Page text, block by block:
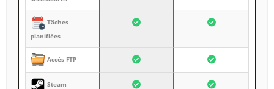
Tâches
planifiées
Accès FTP
Steam